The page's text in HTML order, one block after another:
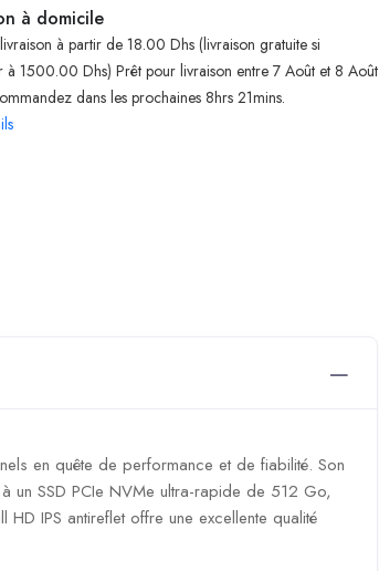
à domicile
à partir de 18.00 Dhs (livraison gratuite si
à 1500.00 Dhs) Prêt pour livraison entre 7 Août et 8 Août
dans les prochaines 8hrs 21mins.
en quête de performance et de fiabilité. Son
un SSD PCIe NVMe ultra-rapide de 512 Go,
IPS antireflet offre une excellente qualité